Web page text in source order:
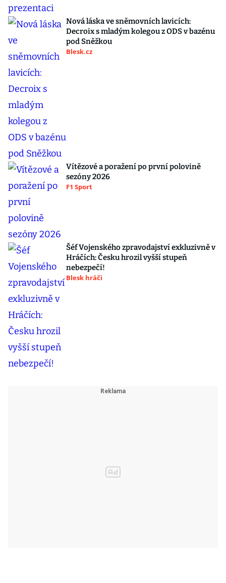
Nová láska ve sněmovních lavicích:
Decroix s mladým kolegou z ODS v bazénu
pod Sněžkou
Blesk.cz
Vítězové a poražení po první polovině
sezóny 2026
F1 Sport
Šéf Vojenského zpravodajství exkluzivně v
Hráčích: Česku hrozil vyšší stupeň
nebezpečí!
Blesk hráči